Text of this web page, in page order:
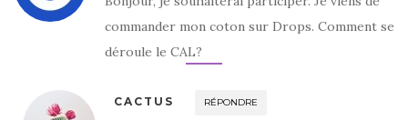
commander mon coton sur Drops. Comment se
déroule le CAL?
CACTUS RÉPONDRE